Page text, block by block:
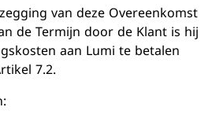
van deze Overeenkomst
de Termijn door de Klant is hij
aan Lumi te betalen
7.2.